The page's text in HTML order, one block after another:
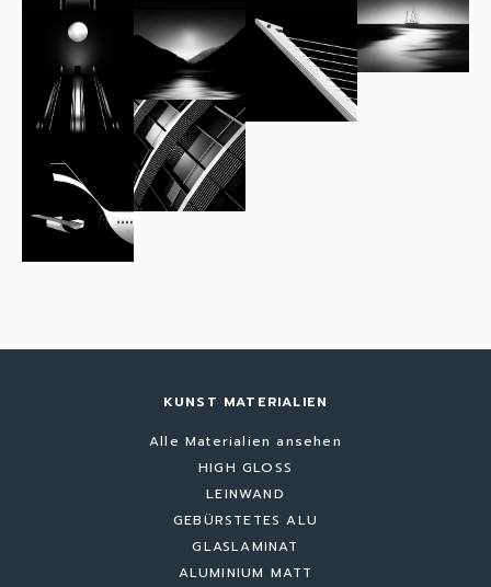
KUNST MATERIALIEN
Alle Materialien ansehen
HIGH GLOSS
LEINWAND
GEBÜRSTETES ALU
GLASLAMINAT
ALUMINIUM MATT